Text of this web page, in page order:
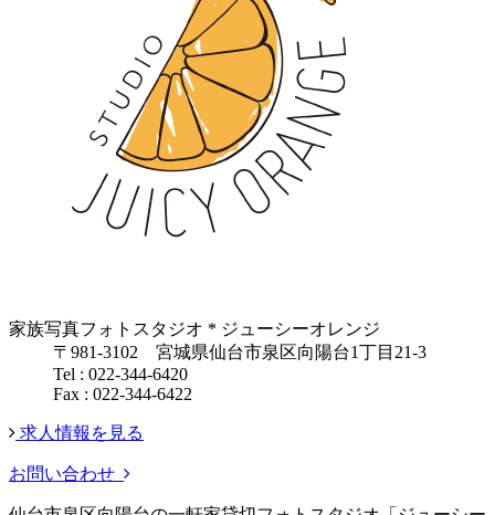
家族写真フォトスタジオ * ジューシーオレンジ
〒981-3102 宮城県仙台市泉区向陽台1丁目21-3
Tel : 022-344-6420
Fax : 022-344-6422
求人情報を見る
お問い合わせ